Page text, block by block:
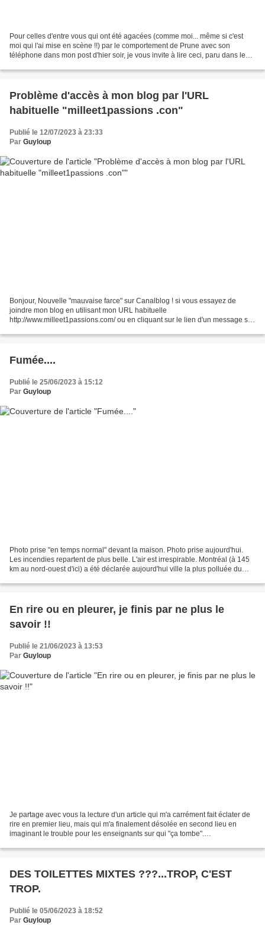
Pour celles d'entre vous qui ont été agacées (comme moi... même si c'est
moi qui l'ai mise en scène !!) par le comportement de Prune avec son
téléphone dans mon post d'hier soir, je vous invite à lire ceci, paru dans le
Problème d'accès à mon blog par l'URL
habituelle "milleet1passions .con"
Publié le 12/07/2023 à 23:33
Par Guyloup
Bonjour, Nouvelle "mauvaise farce" sur Canalblog ! si vous essayez de
joindre mon blog en utilisant mon URL habituelle
http://www.milleet1passions.com/ ou en cliquant sur le lien d'un message sur
Fumée....
Publié le 25/06/2023 à 15:12
Par Guyloup
Photo prise "en temps normal" devant la maison. Photo prise aujourd'hui.
Les incendies repartent de plus belle. L'air est irrespirable. Montréal (à 145
km au nord-ouest d'ici) a été déclarée aujourd'hui ville la plus polluée du
En rire ou en pleurer, je finis par ne plus le
savoir !!
Publié le 21/06/2023 à 13:53
Par Guyloup
Je partage avec vous la lecture d'un article qui m'a carrément fait éclater de
rire en premier lieu, mais qui m'a finalement désolée en second lieu en
imaginant le trouble pour les enseignants sur qui "ça tombe".
eleves-sidentifient-comme-des-animaux-au-royaume-uni...
DES TOILETTES MIXTES ???...TROP, C'EST
TROP.
Publié le 05/06/2023 à 18:52
Par Guyloup